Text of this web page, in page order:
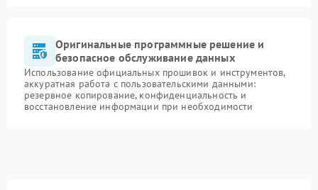
Оригинальные программные решение и
безопасное обслуживание данных
Использование официальных прошивок и инструментов,
аккуратная работа с пользовательскими данными:
резервное копирование, конфиденциальность и
восстановление информации при необходимости